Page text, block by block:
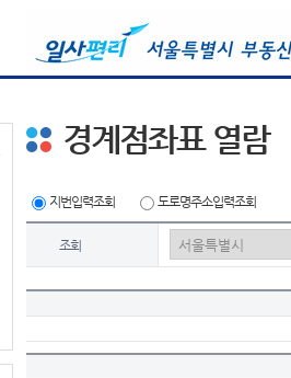
경계점좌표 열람
지번입력조회 도로명주소입력조회
조회